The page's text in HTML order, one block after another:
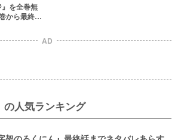
を全巻無
から最終巻
AD
の人気ランキング